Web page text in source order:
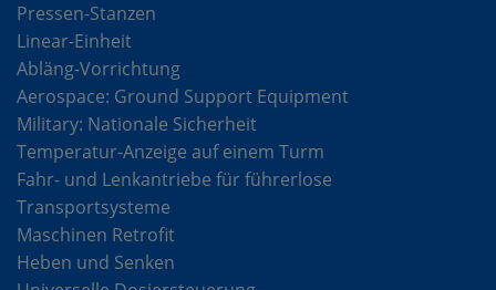
Pressen-Stanzen
Linear-Einheit
Abläng-Vorrichtung
Aerospace: Ground Support Equipment
Military: Nationale Sicherheit
Temperatur-Anzeige auf einem Turm
Fahr- und Lenkantriebe für führerlose
Transportsysteme
Maschinen Retrofit
Heben und Senken